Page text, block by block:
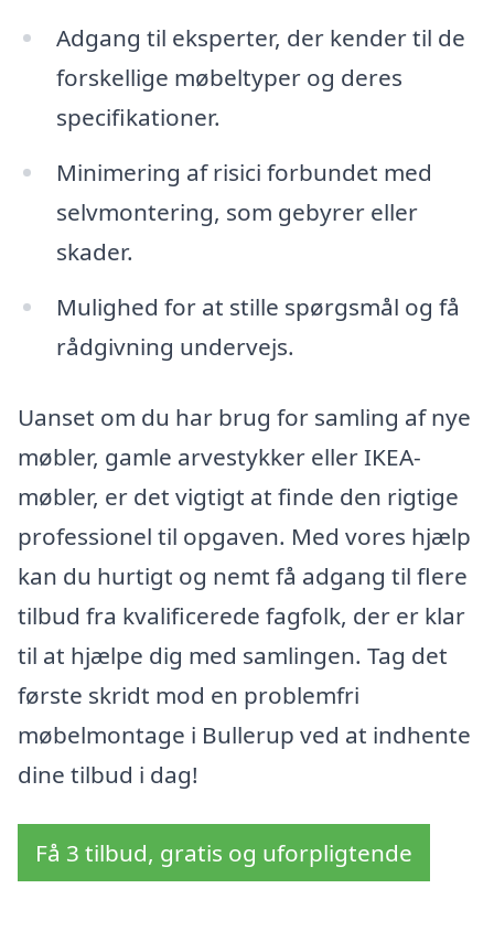
Adgang til eksperter, der kender til de
forskellige møbeltyper og deres
specifikationer.
Minimering af risici forbundet med
selvmontering, som gebyrer eller
skader.
Mulighed for at stille spørgsmål og få
rådgivning undervejs.
Uanset om du har brug for samling af nye
møbler, gamle arvestykker eller IKEA-
møbler, er det vigtigt at finde den rigtige
professionel til opgaven. Med vores hjælp
kan du hurtigt og nemt få adgang til flere
tilbud fra kvalificerede fagfolk, der er klar
til at hjælpe dig med samlingen. Tag det
første skridt mod en problemfri
møbelmontage i Bullerup ved at indhente
dine tilbud i dag!
Få 3 tilbud, gratis og uforpligtende